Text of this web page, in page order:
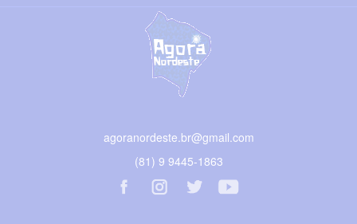
agoranordeste.br@gmail.com
(81) 9 9445-1863